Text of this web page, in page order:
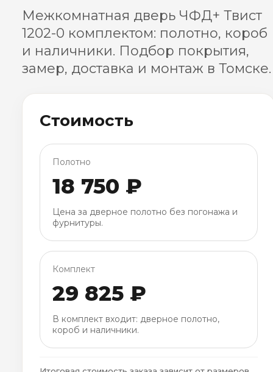
Межкомнатная дверь ЧФД+ Твист
1202-0 комплектом: полотно, короб
и наличники. Подбор покрытия,
замер, доставка и монтаж в Томске.
Стоимость
Полотно
18 750 ₽
Цена за дверное полотно без погонажа и
фурнитуры.
Комплект
29 825 ₽
В комплект входит: дверное полотно,
короб и наличники.